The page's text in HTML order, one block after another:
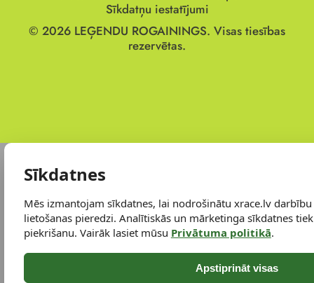
Sīkdatņu iestatījumi
© 2026 LEĢENDU ROGAININGS. Visas tiesības
rezervētas.
Sīkdatnes
Mēs izmantojam sīkdatnes, lai nodrošinātu xrace.lv
lietošanas pieredzi. Analītiskās un mārketinga sīkdatnes
piekrišanu. Vairāk lasiet mūsu Privātuma politikā.
Apstiprināt visas